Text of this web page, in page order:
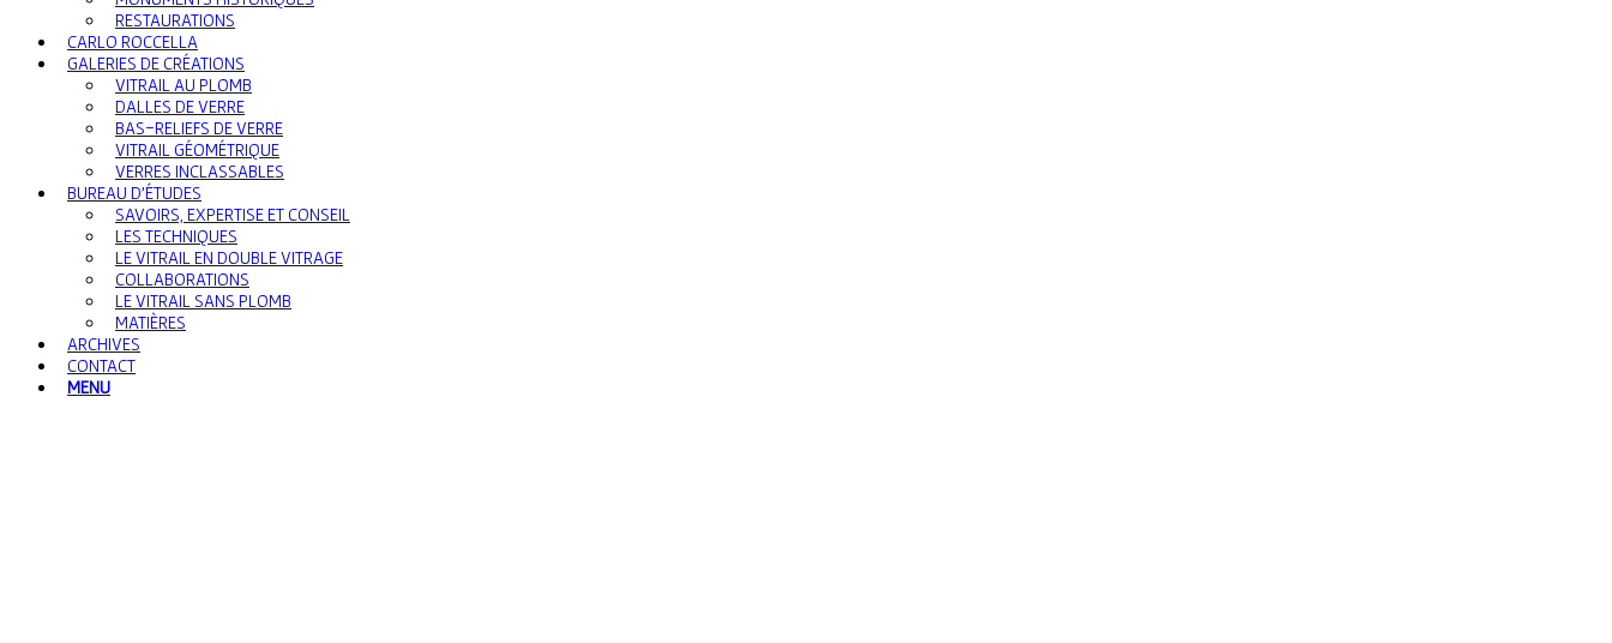
RESTAURATIONS
CARLO ROCCELLA
GALERIES DE CRÉATIONS
VITRAIL AU PLOMB
DALLES DE VERRE
BAS-RELIEFS DE VERRE
VITRAIL GÉOMÉTRIQUE
VERRES INCLASSABLES
BUREAU D’ÉTUDES
SAVOIRS, EXPERTISE ET CONSEIL
LES TECHNIQUES
LE VITRAIL EN DOUBLE VITRAGE
COLLABORATIONS
LE VITRAIL SANS PLOMB
MATIÈRES
ARCHIVES
CONTACT
MENU